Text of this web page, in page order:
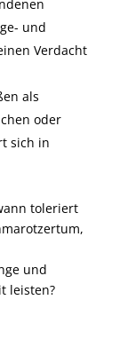
und
Verdacht
als
oder
sich in
toleriert
und
leisten?